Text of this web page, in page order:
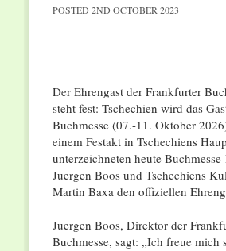
POSTED 2ND OCTOBER 2023
Der Ehrengast der Frankfurter
steht fest: Tschechien wird das
Buchmesse (07.-11. Oktober
einem Festakt in Tschechiens
unterzeichneten heute
Juergen Boos und Tschechiens
Martin Baxa den offiziellen
Juergen Boos, Direktor der
Buchmesse, sagt: „Ich freue mich